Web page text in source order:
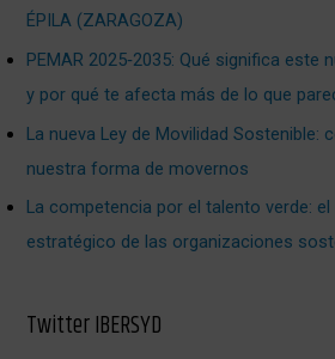
ÉPILA (ZARAGOZA)
PEMAR 2025‑2035: Qué significa este
y por qué te afecta más de lo que
La nueva Ley de Movilidad Sostenible:
nuestra forma de movernos
La competencia por el talento verde:
estratégico de las organizaciones
Twitter IBERSYD